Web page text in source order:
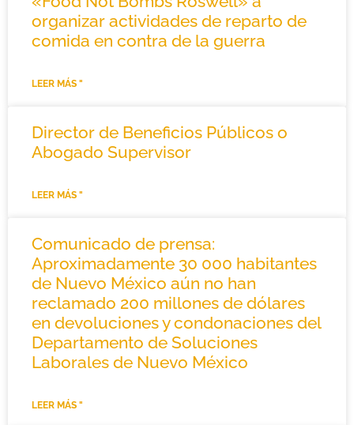
organizar actividades de reparto de
comida en contra de la guerra
LEER MÁS "
Director de Beneficios Públicos o
Abogado Supervisor
LEER MÁS "
Comunicado de prensa:
Aproximadamente 30 000 habitantes
de Nuevo México aún no han
reclamado 200 millones de dólares
en devoluciones y condonaciones del
Departamento de Soluciones
Laborales de Nuevo México
LEER MÁS "